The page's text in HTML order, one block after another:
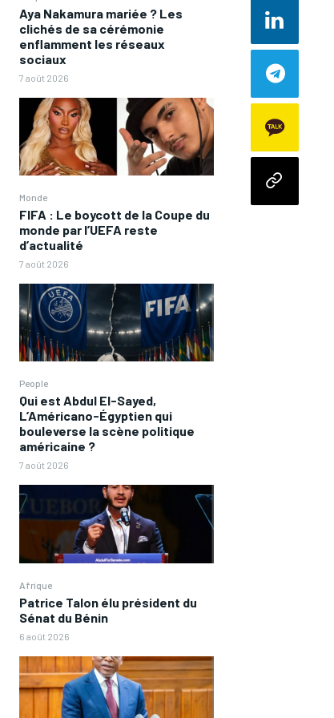
Aya Nakamura mariée ? Les
clichés de sa cérémonie
enflamment les réseaux
sociaux
7 août 2026
Monde
FIFA : Le boycott de la Coupe du
monde par l’UEFA reste
d’actualité
7 août 2026
People
Qui est Abdul El-Sayed,
L’Américano-Égyptien qui
bouleverse la scène politique
américaine ?
7 août 2026
Afrique
Patrice Talon élu président du
Sénat du Bénin
6 août 2026